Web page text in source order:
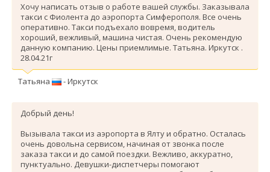
Хочу написать отзыв о работе вашей службы. Заказывала
такси с Фиолента до аэропорта Симферополя. Все очень
оперативно. Такси подъехало вовремя, водитель
хороший, вежливый, машина чистая. Очень рекомендую
данную компанию. Цены приемлимые. Татьяна. Иркутск .
28.04.21г
Татьяна - Иркутск
Добрый день!
Вызывала такси из аэропорта в Ялту и обратно. Осталась
очень довольна сервисом, начиная от звонка после
заказа такси и до самой поездки. Вежливо, аккуратно,
пунктуально. Девушки-диспетчеры помогают